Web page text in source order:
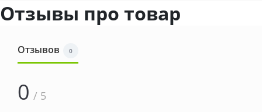
Отзывы про товар
Отзывов 0
0 / 5